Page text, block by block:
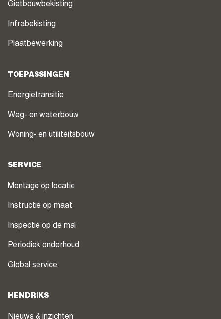
Gietbouwbekisting
Infrabekisting
Plaatbewerking
TOEPASSINGEN
Energietransitie
Weg- en waterbouw
Woning- en utiliteitsbouw
SERVICE
Montage op locatie
Instructie op maat
Inspectie op de mal
Periodiek onderhoud
Global service
HENDRIKS
Nieuws & inzichten